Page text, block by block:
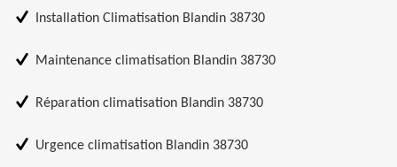
Installation Climatisation Blandin 38730
Maintenance climatisation Blandin 38730
Réparation climatisation Blandin 38730
Urgence climatisation Blandin 38730